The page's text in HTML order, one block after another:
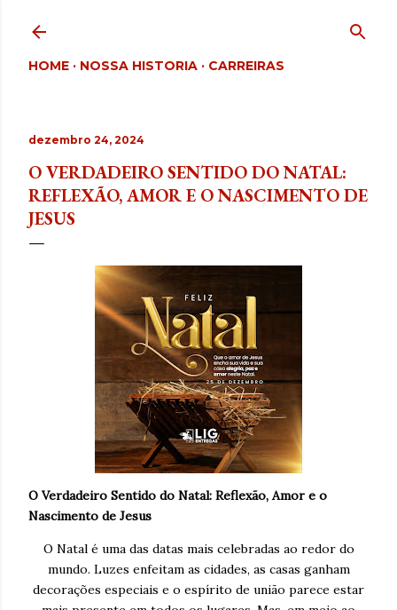
HOME NOSSA HISTORIA CARREIRAS
dezembro 24, 2024
O VERDADEIRO SENTIDO DO NATAL:
REFLEXÃO, AMOR E O NASCIMENTO DE
JESUS
O Verdadeiro Sentido do Natal: Reflexão, Amor e o
Nascimento de Jesus
O Natal é uma das datas mais celebradas ao redor do
mundo. Luzes enfeitam as cidades, as casas ganham
decorações especiais e o espírito de união parece estar